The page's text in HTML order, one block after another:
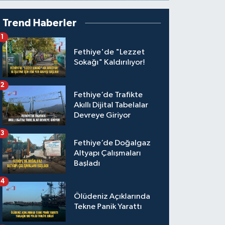
Trend Haberler
Fethiye'de "Lezzet
Sokağı" Kaldırılıyor!
1
Fethiye’de Trafikte
Akıllı Dijital Tabelalar
Devreye Giriyor
2
Fethiye’de Doğalgaz
Altyapı Çalışmaları
Başladı
3
Ölüdeniz Açıklarında
Tekne Panik Yarattı
4